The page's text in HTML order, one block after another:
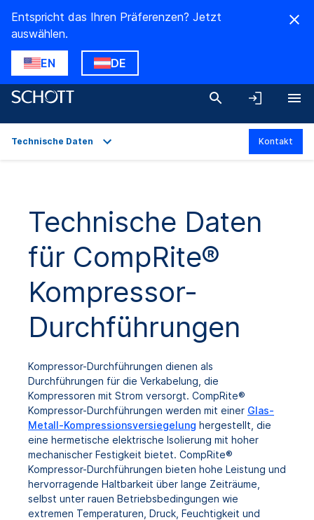
Entspricht das Ihren Präferenzen? Jetzt
auswählen.
EN DE
Technische Daten
Produktvarianten
Downloads
Technische Daten Kontakt
Technische Daten
für CompRite®
Kompressor-
Durchführungen
Kompressor-Durchführungen dienen als
Durchführungen für die Verkabelung, die
Kompressoren mit Strom versorgt. CompRite®
Kompressor-Durchführungen werden mit einer Glas-
Metall-Kompressionsversiegelung hergestellt, die
eine hermetische elektrische Isolierung mit hoher
mechanischer Festigkeit bietet. CompRite®
Kompressor-Durchführungen bieten hohe Leistung und
hervorragende Haltbarkeit über lange Zeiträume,
selbst unter rauen Betriebsbedingungen wie
extremen Temperaturen, Druck, Feuchtigkeit und